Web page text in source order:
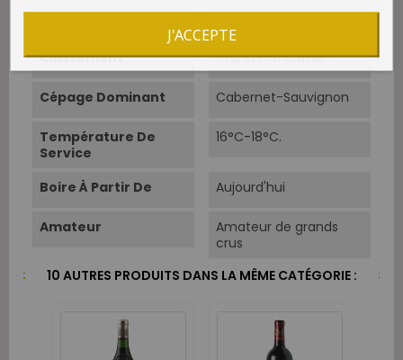
Type Rouge
Classement Grand Cru Classé
Cépage Dominant Cabernet-Sauvignon
Température De
Service
16°C-18°C.
Boire À Partir De Aujourd'hui
Amateur
Amateur de grands
crus
10 AUTRES PRODUITS DANS LA MÊME CATÉGORIE :
J'ACCEPTE